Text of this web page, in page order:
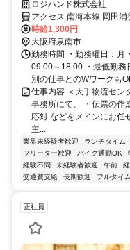
の勤務も相談OK＞事務経験
ートへの入力程度)簡単な
ロジハンド株式会社
アクセス 南海本線 岡田
分、ＪＲ阪和線 新家西口
時給1,300円
大阪府泉南市
勤務時間 ・勤務曜日：月
09:00～18:00 ・最低勤務
別の仕事とのWワークも
仕事内容 ＜大手物流セン
事務所にて、 ・伝票の作
応対 などをメインにお任
主...
業界未経験者歓迎 ランチタイム
フリーター歓迎
バイク通勤OK
経験不問
未経験者歓迎 午前
交通費支給
長期歓迎 フルタイ
正社員